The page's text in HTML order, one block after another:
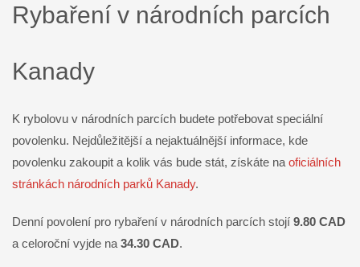
Rybaření v národních parcích
Kanady
K rybolovu v národních parcích budete potřebovat speciální
povolenku. Nejdůležitější a nejaktuálnější informace, kde
povolenku zakoupit a kolik vás bude stát, získáte na oficiálních
stránkách národních parků Kanady.
Denní povolení pro rybaření v národních parcích stojí 9.80 CAD
a celoroční vyjde na 34.30 CAD.